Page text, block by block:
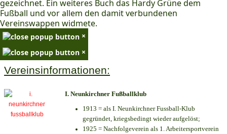
gezeichnet. Ein weiteres Buch das Hardy Grüne dem
Fußball und vor allem den damit verbundenen
Vereinswappen widmete.
×
×
Vereinsinformationen:
I. Neunkirchner Fußballklub
1913 = als I. Neunkirchner Fussball-Klub
gegründet, kriegsbedingt wieder aufgelöst;
1925 = Nachfolgeverein als 1. Arbeitersportverein